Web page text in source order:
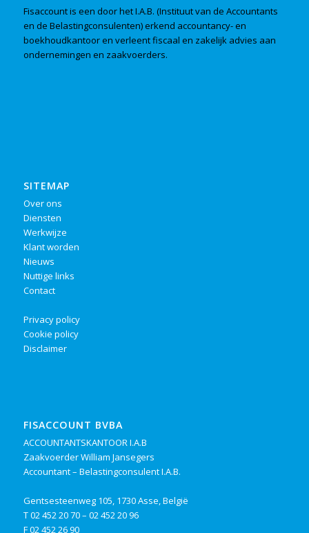
Fisaccount is een door het I.A.B. (Instituut van de Accountants
en de Belastingconsulenten) erkend accountancy- en
boekhoudkantoor en verleent fiscaal en zakelijk advies aan
ondernemingen en zaakvoerders.
SITEMAP
Over ons
Diensten
Werkwijze
Klant worden
Nieuws
Nuttige links
Contact
Privacy policy
Cookie policy
Disclaimer
FISACCOUNT BVBA
ACCOUNTANTSKANTOOR I.A.B
Zaakvoerder William Jansegers
Accountant – Belastingconsulent I.A.B.
Gentsesteenweg 105, 1730 Asse, België
T02 452 20 70– 02 452 20 96
F 02 452 26 90